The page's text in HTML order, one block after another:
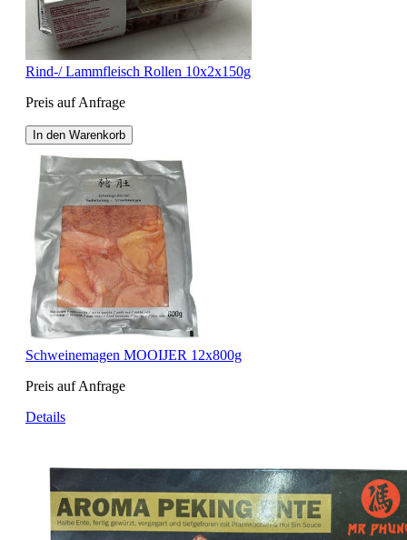
Rind-/ Lammfleisch Rollen 10x2x150g
Preis auf Anfrage
In den Warenkorb
Schweinemagen MOOIJER 12x800g
Preis auf Anfrage
Details